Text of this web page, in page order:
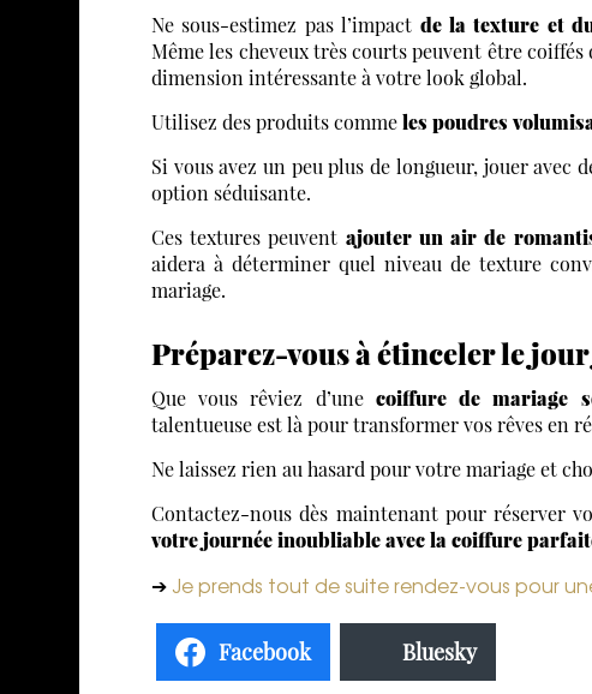
Ne sous-estimez pas l’impact de la texture et
Même les cheveux très courts peuvent être
dimension intéressante à votre look global.
Utilisez des produits commeles poudres
Si vous avez un peu plus de longueur, jouer avec
option séduisante.
Ces textures peuvent ajouter un air de
aidera à déterminer quel niveau de texture
mariage.
Préparez-vous à étinceler le jour
Que vous rêviez d’une coiffure de mariage
talentueuse est là pour transformer vos rêves en
Ne laissez rien au hasard pour votre mariage et
Contactez-nous dès maintenant pour réserver
votre journée inoubliable avec la coiffure
➔ Je prends tout de suite rendez-vous pour
Facebook Bluesky